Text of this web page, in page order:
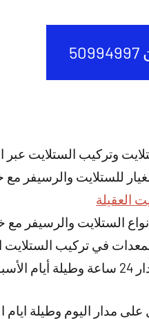
وتركيب الستلايت
للستلايت والرسيفر
العقيلة
الستلايت والرسيفر
في تركيب الستلايت
مدار اليوم وطيلة ايام